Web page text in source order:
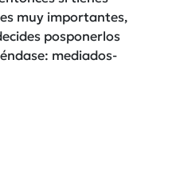
muy importantes,
posponerlos
mediados-